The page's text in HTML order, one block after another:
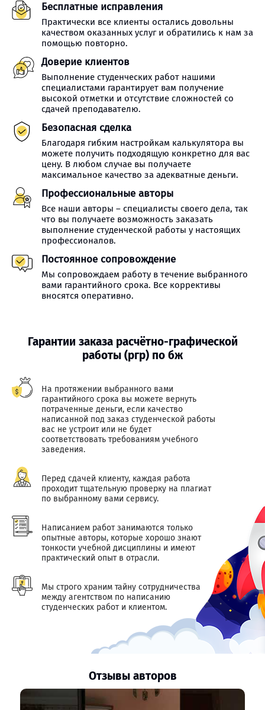
Бесплатные исправления
Практически все клиенты остались довольны
качеством оказанных услуг и обратились к нам за
помощью повторно.
Доверие клиентов
Выполнение студенческих работ нашими
специалистами гарантирует вам получение
высокой отметки и отсутствие сложностей со
сдачей преподавателю.
Безопасная сделка
Благодаря гибким настройкам калькулятора вы
можете получить подходящую конкретно для вас
цену. В любом случае вы получаете
максимальное качество за адекватные деньги.
Профессиональные авторы
Все наши авторы – специалисты своего дела, так
что вы получаете возможность заказать
выполнение студенческой работы у настоящих
профессионалов.
Постоянное сопровождение
Мы сопровождаем работу в течение выбранного
вами гарантийного срока. Все коррективы
вносятся оперативно.
Гарантии заказа расчётно-графической
работы (ргр) по бж
На протяжении выбранного вами
гарантийного срока вы можете вернуть
потраченные деньги, если качество
написанной под заказ студенческой работы
вас не устроит или не будет
соответствовать требованиям учебного
заведения.
Перед сдачей клиенту, каждая работа
проходит тщательную проверку на плагиат
по выбранному вами сервису.
Написанием работ занимаются только
опытные авторы, которые хорошо знают
тонкости учебной дисциплины и имеют
практический опыт в отрасли.
Мы строго храним тайну сотрудничества
между агентством по написанию
студенческих работ и клиентом.
Отзывы авторов